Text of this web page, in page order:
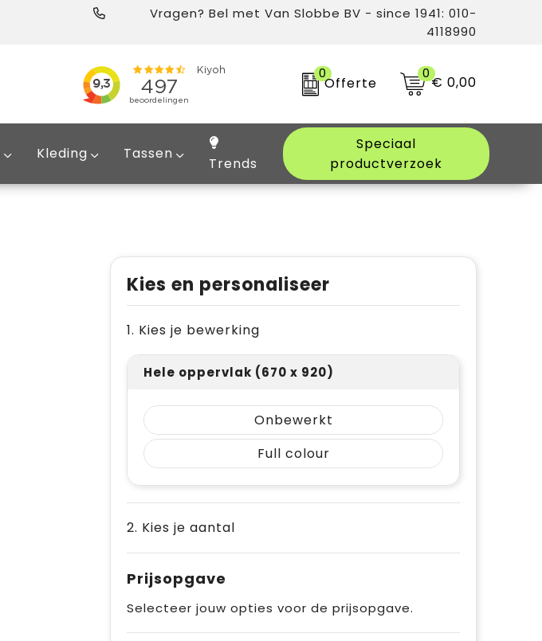
Vragen? Bel met Van Slobbe BV - since 1941: 010-
4118990
0
Offerte
0€ 0,00
Kleding Tassen
Trends
Speciaal
productverzoek
Kies en personaliseer
1. Kies je bewerking
Hele oppervlak (670 x 920)
Onbewerkt
Full colour
2. Kies je aantal
Prijsopgave
Selecteer jouw opties voor de prijsopgave.